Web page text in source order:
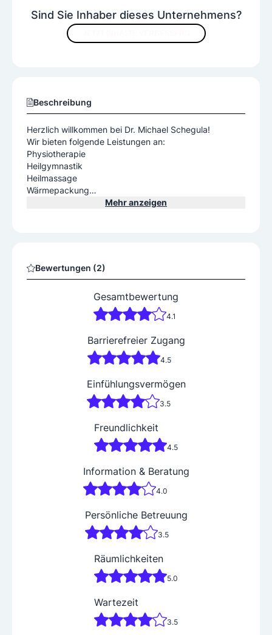
Sind Sie Inhaber dieses Unternehmens?
Beschreibung
Herzlich willkommen bei Dr. Michael Schegula!
Wir bieten folgende Leistungen an:
Physiotherapie
Heilgymnastik
Heilmassage
Wärmepackung
Mehr anzeigen
Bewertungen (2)
Gesamtbewertung
4.1
Barrierefreier Zugang
4.5
Einfühlungsvermögen
3.5
Freundlichkeit
4.5
Information & Beratung
4.0
Persönliche Betreuung
3.5
Räumlichkeiten
5.0
Wartezeit
3.5